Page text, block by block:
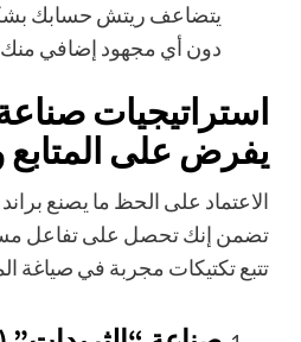
يتضاعف ريتش حسابك
دون أي مجهود إضافي
استراتيجيات
يفرض على
الاعتماد على الحظ ما يصنع
تضمن إنك تحصل على تفاعل
تتبع تكتيكات مجربة في صياغة